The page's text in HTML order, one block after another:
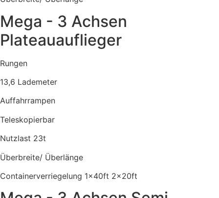
Mega - 3 Achsen
Plateauauflieger
Rungen
13,6 Lademeter
Auffahrrampen
Teleskopierbar
Nutzlast 23t
Überbreite/ Überlänge
Containerverriegelung 1x40ft 2x20ft